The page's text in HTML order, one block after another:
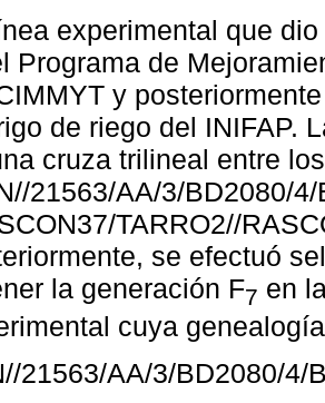
experimental que
Programa de
y
de riego del INIFAP.
cruza trilineal entre
21563/AA/3/BD2080/
TARRO2//
se efectuó
la generación F7 en
cuya
21563/AA/3/BD2080/4/